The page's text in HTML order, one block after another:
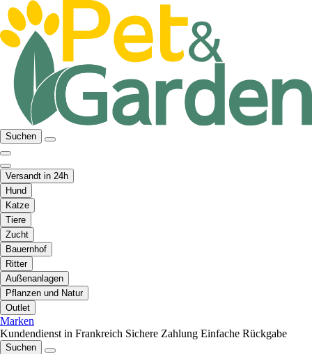
Suchen
Versandt in 24h
Hund
Katze
Tiere
Zucht
Bauernhof
Ritter
Außenanlagen
Pflanzen und Natur
Outlet
Marken
Kundendienst in Frankreich Sichere Zahlung Einfache Rückgabe
Suchen